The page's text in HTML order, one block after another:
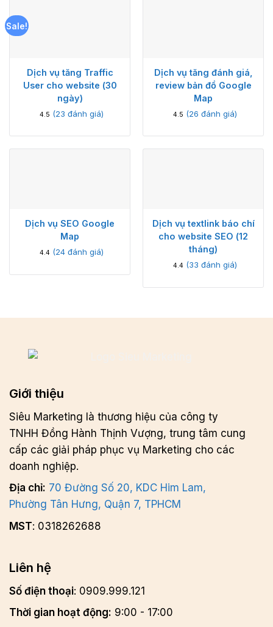
Sale!
Dịch vụ tăng Traffic
User cho website (30
ngày)
4.5 (23 đánh giá)
Dịch vụ tăng đánh giá,
review bản đồ Google
Map
4.5 (26 đánh giá)
Dịch vụ SEO Google
Map
4.4 (24 đánh giá)
Dịch vụ textlink báo chí
cho website SEO (12
tháng)
4.4 (33 đánh giá)
Giới thiệu
Siêu Marketing là thương hiệu của công ty
TNHH Đồng Hành Thịnh Vượng, trung tâm cung
cấp các giải pháp phục vụ Marketing cho các
doanh nghiệp.
Địa chỉ: 70 Đường Số 20, KDC Him Lam,
Phường Tân Hưng, Quận 7, TPHCM
MST: 0318262688
Liên hệ
Số điện thoại: 0909.999.121
Thời gian hoạt động: 9:00 - 17:00